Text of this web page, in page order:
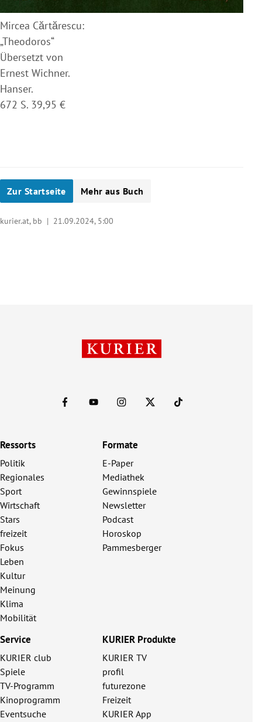
Mircea Cărtărescu:
„Theodoros“
Übersetzt von
Ernest Wichner.
Hanser.
672 S. 39,95 €
Zur Startseite Mehr aus Buch
kurier.at, bb | 21.09.2024, 5:00
Ressorts
Politik
Regionales
Sport
Wirtschaft
Stars
freizeit
Fokus
Leben
Kultur
Meinung
Klima
Mobilität
Formate
E-Paper
Mediathek
Gewinnspiele
Newsletter
Podcast
Horoskop
Pammesberger
Service
KURIER club
Spiele
TV-Programm
Kinoprogramm
Eventsuche
KURIER Produkte
KURIER TV
profil
futurezone
Freizeit
KURIER App